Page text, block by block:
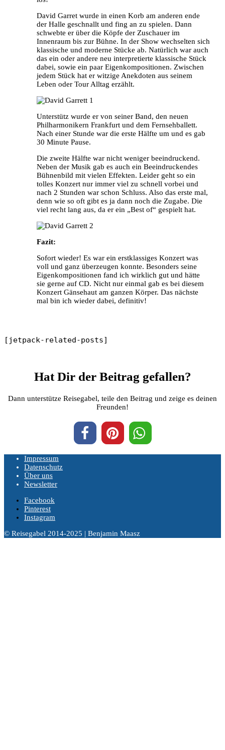
David Garret wurde in einen Korb am anderen ende
der Halle geschnallt und fing an zu spielen. Dann
schwebte er über die Köpfe der Zuschauer im
Innenraum bis zur Bühne. In der Show wechselten sich
klassische und moderne Stücke ab. Natürlich war auch
das ein oder andere neu interpretierte klassische Stück
dabei, sowie ein paar Eigenkompositionen. Zwischen
jedem Stück hat er witzige Anekdoten aus seinem
Leben oder Tour Alltag erzählt.
Unterstütz wurde er von seiner Band, den neuen
Philharmonikern Frankfurt und dem Fernsehballett.
Nach einer Stunde war die erste Hälfte um und es gab
30 Minute Pause.
Die zweite Hälfte war nicht weniger beeindruckend.
Neben der Musik gab es auch ein Beeindruckendes
Bühnenbild mit vielen Effekten. Leider geht so ein
tolles Konzert nur immer viel zu schnell vorbei und
nach 2 Stunden war schon Schluss. Also das erste mal,
denn wie so oft gibt es ja dann noch die Zugabe. Die
viel recht lang aus, da er ein „Best of“ gespielt hat.
Fazit:
Sofort wieder! Es war ein erstklassiges Konzert was
voll und ganz überzeugen konnte. Besonders seine
Eigenkompositionen fand ich wirklich gut und hätte
sie gerne auf CD. Nicht nur einmal gab es bei diesem
Konzert Gänsehaut am ganzen Körper. Das nächste
mal bin ich wieder dabei, definitiv!
[jetpack-related-posts]
Hat Dir der Beitrag gefallen?
Dann unterstütze Reisegabel, teile den Beitrag und zeige es deinen
Freunden!
Impressum
Datenschutz
Über uns
Newsletter
Facebook
Pinterest
Instagram
© Reisegabel 2014-2025 | Benjamin Maasz